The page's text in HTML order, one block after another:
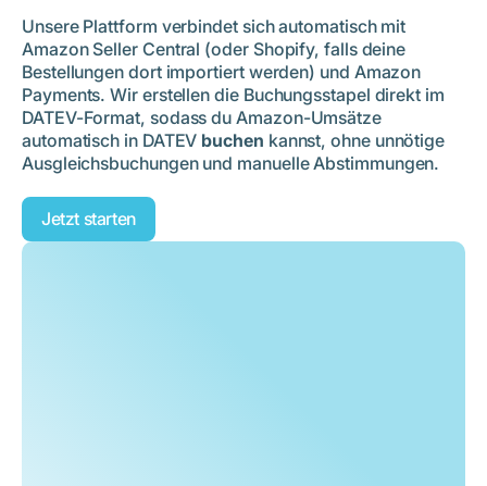
Unsere Plattform verbindet sich automatisch mit
Amazon Seller Central (oder Shopify, falls deine
Bestellungen dort importiert werden) und Amazon
Payments. Wir erstellen die Buchungsstapel direkt im
DATEV-Format, sodass du Amazon-Umsätze
automatisch in DATEV buchen kannst, ohne unnötige
Ausgleichsbuchungen und manuelle Abstimmungen.
Jetzt starten